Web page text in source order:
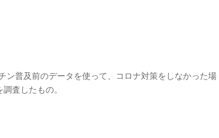
ン普及前のデータを使って、コロナ対策をしなかった場
査したもの。